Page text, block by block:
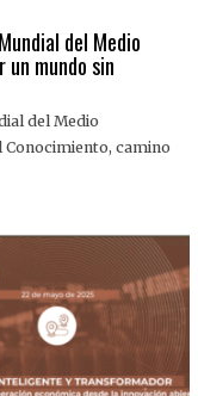
del Medio
mundo sin
del Medio
Conocimiento, camino